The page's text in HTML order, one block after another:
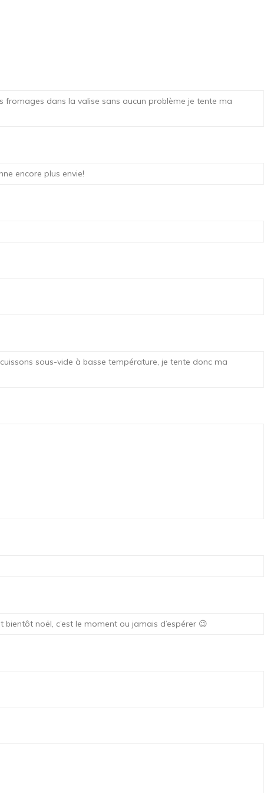
fromages dans la valise sans aucun problème je tente ma
encore plus envie!
sous-vide à basse température, je tente donc ma
bientôt noël, c’est le moment ou jamais d’espérer 😉